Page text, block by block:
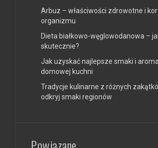
Arbuz – właściwości zdrowotne i
organizmu
Dieta białkowo-węglowodanowa –
skutecznie?
Jak uzyskać najlepsze smaki i
domowej kuchni
Tradycje kulinarne z różnych
odkryj smaki regionów